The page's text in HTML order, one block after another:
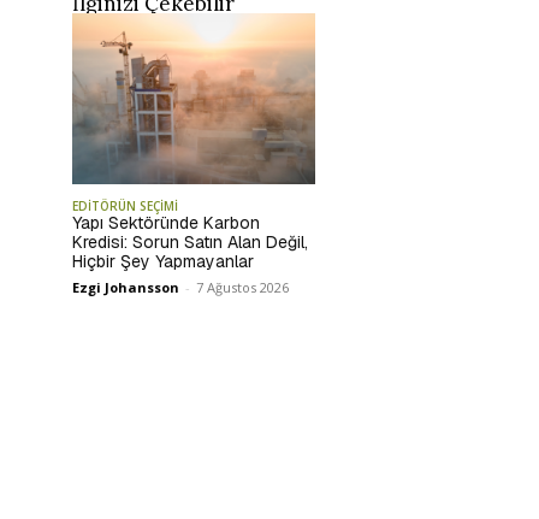
EDİTÖRÜN SEÇİMİ
Yapı Sektöründe Karbon
Kredisi: Sorun Satın Alan Değil,
Hiçbir Şey Yapmayanlar
Ezgi Johansson - 7 Ağustos 2026